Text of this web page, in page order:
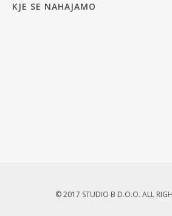
KJE SE NAHAJAMO
© 2017 STUDIO B D.O.O. ALL